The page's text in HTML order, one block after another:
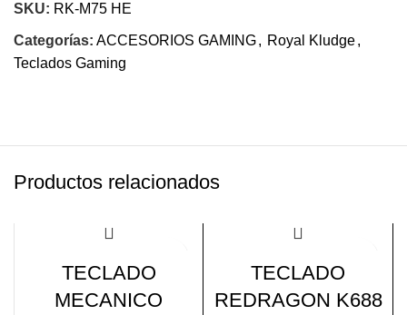
SKU: RK-M75 HE
Categorías: ACCESORIOS GAMING, Royal Kludge,
Teclados Gaming
Productos relacionados
TECLADO
MECANICO
TECLADO
REDRAGON K688